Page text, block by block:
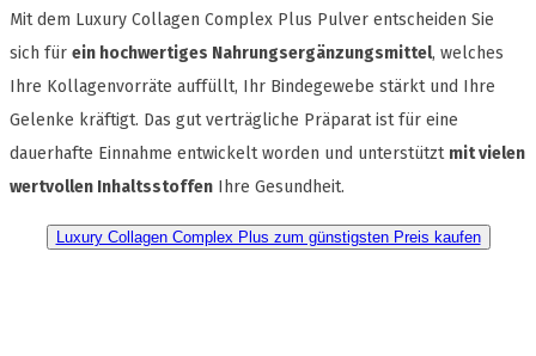
Mit dem Luxury Collagen Complex Plus Pulver entscheiden Sie
sich für ein hochwertiges Nahrungsergänzungsmittel, welches
Ihre Kollagenvorräte auffüllt, Ihr Bindegewebe stärkt und Ihre
Gelenke kräftigt. Das gut verträgliche Präparat ist für eine
dauerhafte Einnahme entwickelt worden und unterstützt mit vielen
wertvollen Inhaltsstoffen Ihre Gesundheit.
Luxury Collagen Complex Plus zum günstigsten Preis kaufen